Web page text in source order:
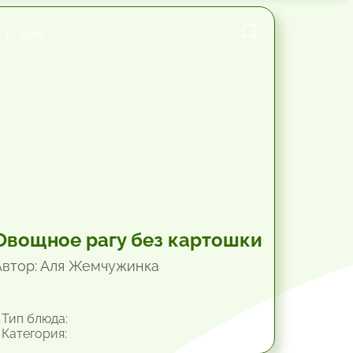
рагу без картошки
Аля Жемчужинка
блюда: